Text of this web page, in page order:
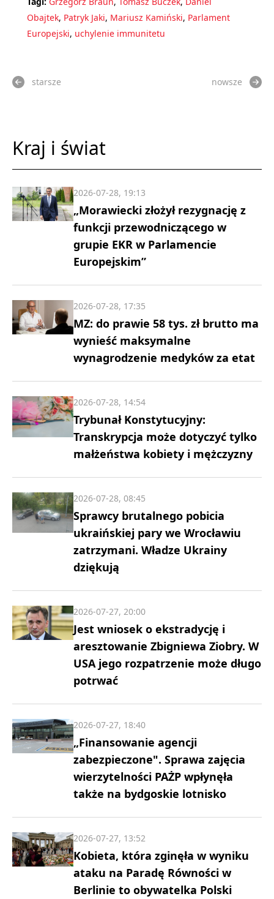
Obajtek, Patryk Jaki, Mariusz Kamiński, Parlament
Europejski, uchylenie immunitetu
starsze nowsze
Kraj i świat
„Morawiecki złożył rezygnację z
funkcji przewodniczącego w
grupie EKR w Parlamencie
Europejskim”
2026-07-28, 19:13
MZ: do prawie 58 tys. zł brutto ma
wynieść maksymalne
wynagrodzenie medyków za etat
2026-07-28, 17:35
Trybunał Konstytucyjny:
Transkrypcja może dotyczyć tylko
małżeństwa kobiety i mężczyzny
2026-07-28, 14:54
Sprawcy brutalnego pobicia
ukraińskiej pary we Wrocławiu
zatrzymani. Władze Ukrainy
dziękują
2026-07-28, 08:45
Jest wniosek o ekstradycję i
aresztowanie Zbigniewa Ziobry. W
USA jego rozpatrzenie może długo
potrwać
2026-07-27, 20:00
„Finansowanie agencji
zabezpieczone". Sprawa zajęcia
wierzytelności PAŻP wpłynęła
także na bydgoskie lotnisko
2026-07-27, 18:40
Kobieta, która zginęła w wyniku
ataku na Paradę Równości w
Berlinie to obywatelka Polski
2026-07-27, 13:52